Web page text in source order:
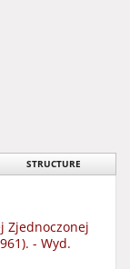
STRUCTURE
Zjednoczonej
- Wyd.